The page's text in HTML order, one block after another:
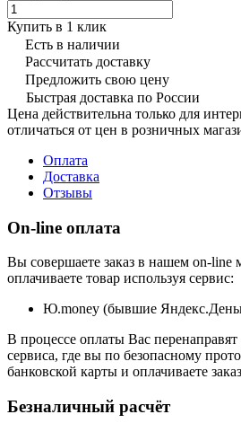
Купить в 1 клик
Есть в наличии
Рассчитать доставку
Предложить свою цену
Быстрая доставка по России
Цена действительна только для
отличаться от цен в розничных
Оплата
Доставка
Отзывы
On-line оплата
Вы совершаете заказ в нашем on-line
оплачиваете товар используя сервис:
Ю.money (бывшие
В процессе оплаты Вас
сервиса, где вы по безопасному
банковской карты и оплачиваете
Безналичный расчёт